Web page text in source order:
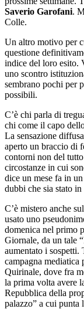
Saverio Garofani.
Colle.
Un altro motivo per
questione
indice del loro esito.
uno scontro
sembrano pochi per
possibili.
C’è chi parla di
chi come il capo
La sensazione
aperto un braccio di
contorni non del
circostanze in cui
dice un mese fa in
dubbi che sia stato
C’è mistero anche
usato uno
domenica nel primo
Giornale, da un tale
aumentato i
campagna mediatica
Quirinale, dove fra
la prima volta avere
Repubblica della
palazzo” a cui punta